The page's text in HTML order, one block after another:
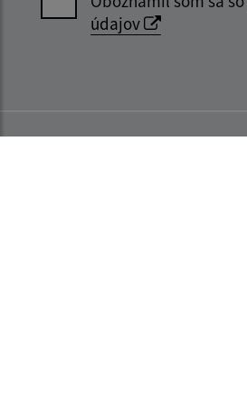
údajov